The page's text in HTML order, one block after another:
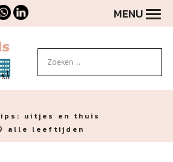
MENU
uitjes en thuis
alle leeftijden